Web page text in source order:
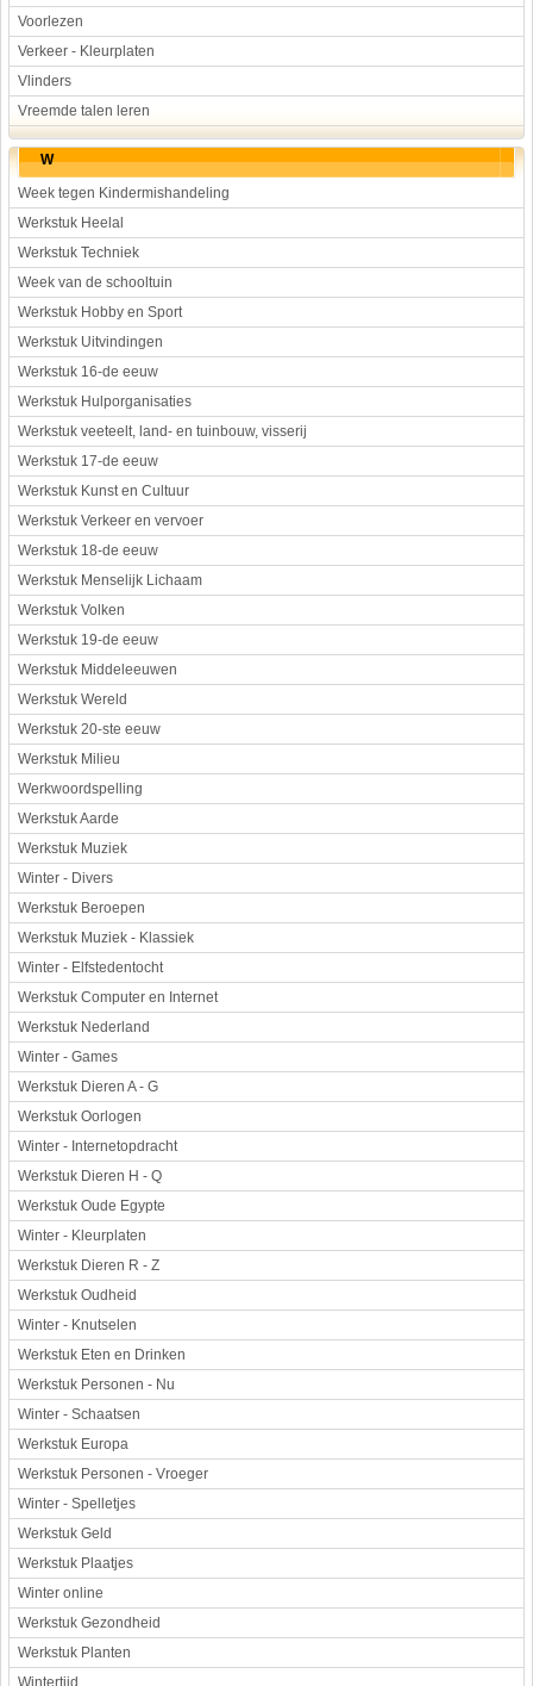
Voorlezen
Verkeer - Kleurplaten
Vlinders
Vreemde talen leren
W
Week tegen Kindermishandeling
Werkstuk Heelal
Werkstuk Techniek
Week van de schooltuin
Werkstuk Hobby en Sport
Werkstuk Uitvindingen
Werkstuk 16-de eeuw
Werkstuk Hulporganisaties
Werkstuk veeteelt, land- en tuinbouw, visserij
Werkstuk 17-de eeuw
Werkstuk Kunst en Cultuur
Werkstuk Verkeer en vervoer
Werkstuk 18-de eeuw
Werkstuk Menselijk Lichaam
Werkstuk Volken
Werkstuk 19-de eeuw
Werkstuk Middeleeuwen
Werkstuk Wereld
Werkstuk 20-ste eeuw
Werkstuk Milieu
Werkwoordspelling
Werkstuk Aarde
Werkstuk Muziek
Winter - Divers
Werkstuk Beroepen
Werkstuk Muziek - Klassiek
Winter - Elfstedentocht
Werkstuk Computer en Internet
Werkstuk Nederland
Winter - Games
Werkstuk Dieren A - G
Werkstuk Oorlogen
Winter - Internetopdracht
Werkstuk Dieren H - Q
Werkstuk Oude Egypte
Winter - Kleurplaten
Werkstuk Dieren R - Z
Werkstuk Oudheid
Winter - Knutselen
Werkstuk Eten en Drinken
Werkstuk Personen - Nu
Winter - Schaatsen
Werkstuk Europa
Werkstuk Personen - Vroeger
Winter - Spelletjes
Werkstuk Geld
Werkstuk Plaatjes
Winter online
Werkstuk Gezondheid
Werkstuk Planten
Wintertijd